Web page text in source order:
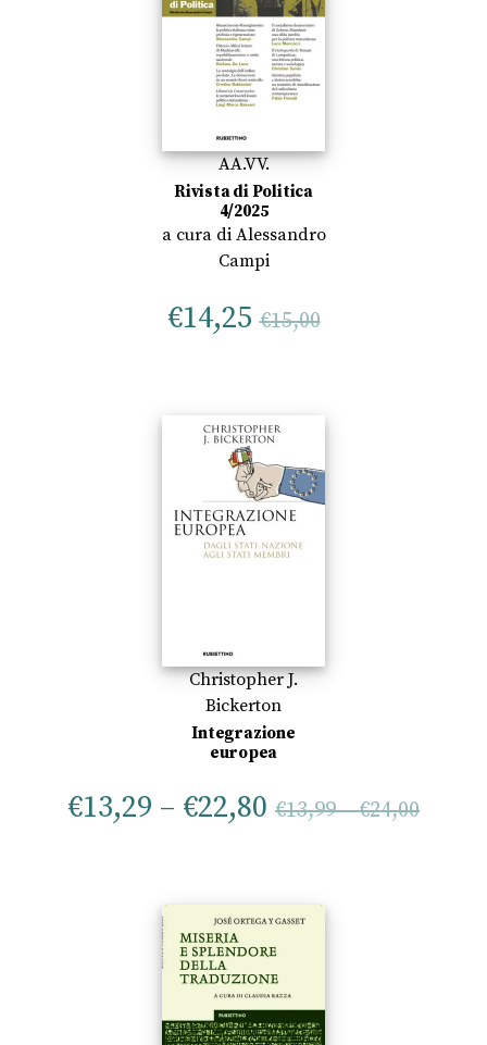
AA.VV.
Rivista di Politica
4/2025
a cura di Alessandro
Campi
€14,25 €15,00
Christopher J.
Bickerton
Integrazione
europea
€13,29 – €22,80 €13,99–€24,00